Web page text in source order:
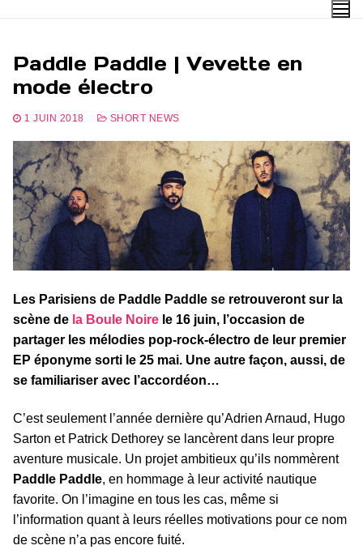
Paddle Paddle | Vevette en
mode électro
1 JUIN 2018 SHORT NEWS
Les Parisiens de Paddle Paddle se retrouveront sur la
scène de la Boule Noire le 16 juin, l’occasion de
partager les mélodies pop-rock-électro de leur premier
EP éponyme sorti le 25 mai. Une autre façon, aussi, de
se familiariser avec l’accordéon…
C’est seulement l’année dernière qu’Adrien Arnaud, Hugo
Sarton et Patrick Dethorey se lancèrent dans leur propre
aventure musicale. Un projet ambitieux qu’ils nommèrent
Paddle Paddle, en hommage à leur activité nautique
favorite. On l’imagine en tous les cas, même si
l’information quant à leurs réelles motivations pour ce nom
de scène n’a pas encore fuité.